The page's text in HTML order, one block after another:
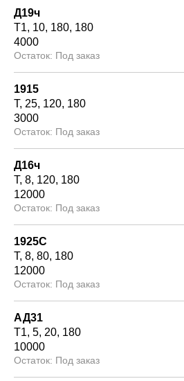
Д19ч
Т1 10 180 180
4000
Под заказ
1915
Т 25 120 180
3000
Под заказ
Д16ч
Т 8 120 180
12000
Под заказ
1925С
Т 8 80 180
12000
Под заказ
АД31
Т1 5 20 180
10000
Под заказ